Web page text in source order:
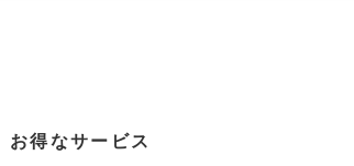
お得なサービス